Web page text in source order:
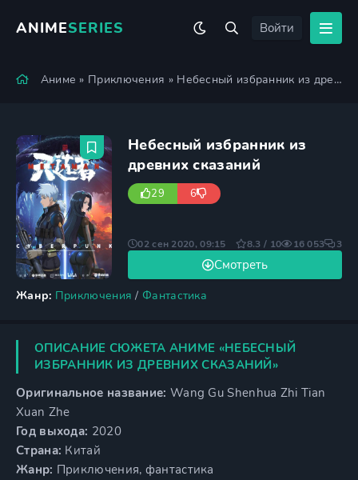
ANIMESERIES Войти
Аниме » Приключения » Небесный избранник из древних сказаний
Небесный избранник из
древних сказаний
29 6
Жанр: Приключения / Фантастика
Смотреть
02 сен 2020, 09:15 8.3 / 10 16 053 3
ОПИСАНИЕ СЮЖЕТА АНИМЕ «НЕБЕСНЫЙ
ИЗБРАННИК ИЗ ДРЕВНИХ СКАЗАНИЙ»
Оригинальное название: Wang Gu Shenhua Zhi Tian
Xuan Zhe
Год выхода: 2020
Страна: Китай
Жанр: Приключения, фантастика